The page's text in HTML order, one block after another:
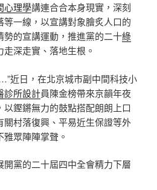
心理學講連合合本身現實，深刻
一線，以宣講對象膾炙人口的
勢的宣講運動，推進黨的二十綠
深走實、落地生根。
近日，在北京城市副中間科技小
診所設計員陳金榜帶來京韻年夜
鏗鏘無力的鼓點搭配朗朗上口
關村落復興、平易近生保證等外
眾陣陣掌聲。
開黨的二十屆四中全會精力下層